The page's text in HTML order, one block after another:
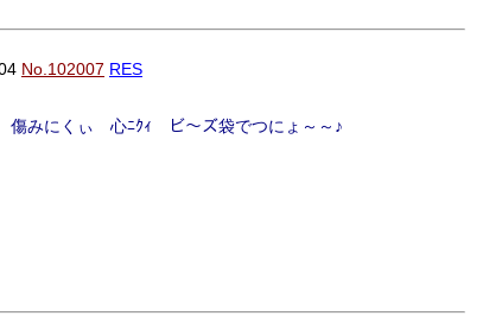
No.102007 RES
傷みにくぃ 心ﾆｸｨ ビ～ズ袋でつにょ～～♪